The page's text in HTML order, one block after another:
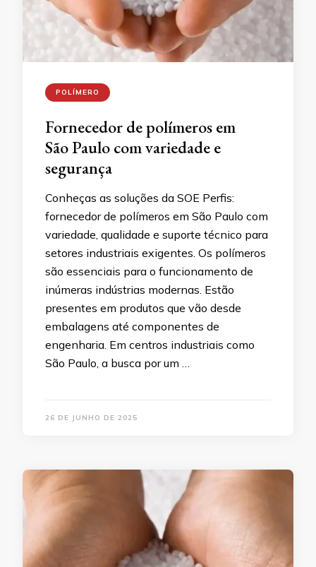
POLÍMERO
Fornecedor de polímeros em
São Paulo com variedade e
segurança
Conheças as soluções da SOE Perfis:
fornecedor de polímeros em São Paulo com
variedade, qualidade e suporte técnico para
setores industriais exigentes. Os polímeros
são essenciais para o funcionamento de
inúmeras indústrias modernas. Estão
presentes em produtos que vão desde
embalagens até componentes de
engenharia. Em centros industriais como
São Paulo, a busca por um …
26 DE JUNHO DE 2025